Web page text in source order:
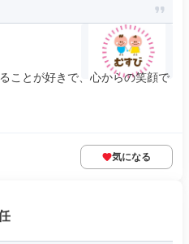
ことが好きで、心からの笑顔で
気になる